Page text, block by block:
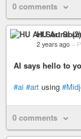
0 comments
HU Art
2 years ago –
AI says hello to
#ai #art using
0 comments